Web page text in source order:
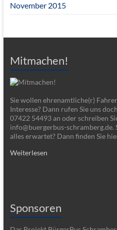
November 2015
Mitmachen!
Sie wollen ehrenamtliche(r)
Interesse? Dann rufen Sie uns
07422 54493 an oder schreiben
info@buergerbus-schramberg.de.
alles erwartet? Dann finden Sie
Weiterlesen
Sponsoren